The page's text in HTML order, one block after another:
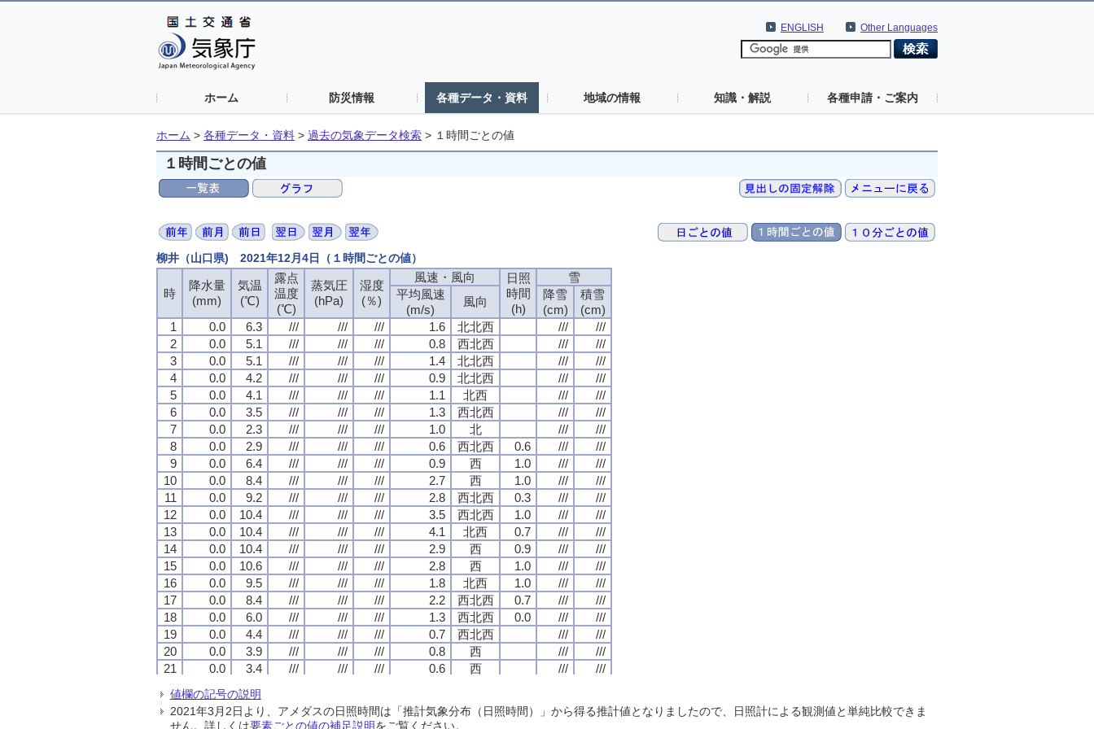
Other Languages
ENGLISH
ホーム 防災情報 各種データ・資料 地域の情報 知識・解説 各種申請・ご案内
ホーム > 各種データ・資料 > 過去の気象データ検索 > １時間ごとの値
１時間ごとの値
柳井（山口県) 2021年12月4日（１時間ごとの値）
時
降水量
(mm)
気温
(℃)
露点
温度
(℃)
蒸気圧
(hPa)
湿度
(％)
風速・風向
日照
時間
(h)
雪
平均風速
(m/s)
風向
降雪
(cm)
積雪
(cm)
1
0.0 6.3 /// /// /// 1.6 北北西 ///
///
2
0.0 5.1 /// /// /// 0.8 西北西 ///
///
3
0.0 5.1 /// /// /// 1.4 北北西 ///
///
4
0.0 4.2 /// /// /// 0.9 北北西 ///
///
5
0.0 4.1 /// /// /// 1.1 北西 ///
///
6
0.0 3.5 /// /// /// 1.3 西北西 ///
///
7
0.0 2.3 /// /// /// 1.0 北 ///
///
8
0.0 2.9 /// /// /// 0.6 西北西 0.6 ///
///
9
0.0 6.4 /// /// /// 0.9 西 1.0 ///
///
10
0.0 8.4 /// /// /// 2.7 西 1.0 ///
///
11
0.0 9.2 /// /// /// 2.8 西北西 0.3 ///
///
12
0.0 10.4 /// /// /// 3.5 西北西 1.0 ///
///
13
0.0 10.4 /// /// /// 4.1 北西 0.7 ///
///
14
0.0 10.4 /// /// /// 2.9 西 0.9 ///
///
15
0.0 10.6 /// /// /// 2.8 西 1.0 ///
///
16
0.0 9.5 /// /// /// 1.8 北西 1.0 ///
///
17
0.0 8.4 /// /// /// 2.2 西北西 0.7 ///
///
18
0.0 6.0 /// /// /// 1.3 西北西 0.0 ///
///
19
0.0 4.4 /// /// /// 0.7 西北西 ///
///
20
0.0 3.9 /// /// /// 0.8 西 ///
///
21
0.0 3.4 /// /// /// 0.6 西 ///
///
23
0.0 2.3 西北西
///
24
0.0 2.0 /// /// /// 1.1 西 /// ///
時
降水量
(mm)
気温
(℃)
露点
温度
(℃)
蒸気圧
(hPa)
湿度
(％)
風速・風向
日照
時間
(h)
雪
平均風速
(m/s)
風向
降雪
(cm)
積雪
(cm)
1
0.0 6.3 /// /// /// 1.6 北北西 ///
///
2
0.0 5.1 /// /// /// 0.8 西北西 ///
///
3
0.0 5.1 /// /// /// 1.4 北北西 ///
///
4
0.0 4.2 /// /// /// 0.9 北北西 ///
///
5
0.0 4.1 /// /// /// 1.1 北西 ///
///
6
0.0 3.5 /// /// /// 1.3 西北西 ///
///
7
0.0 2.3 /// /// /// 1.0 北 ///
///
8
0.0 2.9 /// /// /// 0.6 西北西 0.6 ///
///
9
0.0 6.4 /// /// /// 0.9 西 1.0 ///
///
10
0.0 8.4 /// /// /// 2.7 西 1.0 ///
///
11
0.0 9.2 /// /// /// 2.8 西北西 0.3 ///
///
12
0.0 10.4 /// /// /// 3.5 西北西 1.0 ///
///
13
0.0 10.4 /// /// /// 4.1 北西 0.7 ///
///
14
0.0 10.4 /// /// /// 2.9 西 0.9 ///
///
15
0.0 10.6 /// /// /// 2.8 西 1.0 ///
///
16
0.0 9.5 /// /// /// 1.8 北西 1.0 ///
///
17
0.0 8.4 /// /// /// 2.2 西北西 0.7 ///
///
18
0.0 6.0 /// /// /// 1.3 西北西 0.0 ///
///
19
0.0 4.4 /// /// /// 0.7 西北西 ///
///
20
0.0 3.9 /// /// /// 0.8 西 ///
///
21
0.0 3.4 /// /// /// 0.6 西 ///
///
23
0.0 2.3 西北西
///
24
0.0 2.0 /// /// /// 1.1 西 /// ///
時
降水量
(mm)
気温
(℃)
露点
温度
(℃)
蒸気圧
(hPa)
湿度
(％)
風速・風向
日照
時間
(h)
雪
平均風速
(m/s)
風向
降雪
(cm)
積雪
(cm)
1
0.0 6.3 /// /// /// 1.6 北北西 ///
///
2
0.0 5.1 /// /// /// 0.8 西北西 ///
///
3
0.0 5.1 /// /// /// 1.4 北北西 ///
///
4
0.0 4.2 /// /// /// 0.9 北北西 ///
///
5
0.0 4.1 /// /// /// 1.1 北西 ///
///
6
0.0 3.5 /// /// /// 1.3 西北西 ///
///
7
0.0 2.3 /// /// /// 1.0 北 ///
///
8
0.0 2.9 /// /// /// 0.6 西北西 0.6 ///
///
9
0.0 6.4 /// /// /// 0.9 西 1.0 ///
///
10
0.0 8.4 /// /// /// 2.7 西 1.0 ///
///
11
0.0 9.2 /// /// /// 2.8 西北西 0.3 ///
///
12
0.0 10.4 /// /// /// 3.5 西北西 1.0 ///
///
13
0.0 10.4 /// /// /// 4.1 北西 0.7 ///
///
14
0.0 10.4 /// /// /// 2.9 西 0.9 ///
///
15
0.0 10.6 /// /// /// 2.8 西 1.0 ///
///
16
0.0 9.5 /// /// /// 1.8 北西 1.0 ///
///
17
0.0 8.4 /// /// /// 2.2 西北西 0.7 ///
///
18
0.0 6.0 /// /// /// 1.3 西北西 0.0 ///
///
19
0.0 4.4 /// /// /// 0.7 西北西 ///
///
20
0.0 3.9 /// /// /// 0.8 西 ///
///
21
0.0 3.4 /// /// /// 0.6 西 ///
///
23
0.0 2.3 西北西
///
24
0.0 2.0 /// /// /// 1.1 西 /// ///
時
降水量
(mm)
気温
(℃)
露点
温度
(℃)
蒸気圧
(hPa)
湿度
(％)
風速・風向
日照
時間
(h)
雪
平均風速
(m/s)
風向
降雪
(cm)
積雪
(cm)
1
0.0 6.3 /// /// /// 1.6 北北西 ///
///
2
0.0 5.1 /// /// /// 0.8 西北西 ///
///
3
0.0 5.1 /// /// /// 1.4 北北西 ///
///
4
0.0 4.2 /// /// /// 0.9 北北西 ///
///
5
0.0 4.1 /// /// /// 1.1 北西 ///
///
6
0.0 3.5 /// /// /// 1.3 西北西 ///
///
7
0.0 2.3 /// /// /// 1.0 北 ///
///
8
0.0 2.9 /// /// /// 0.6 西北西 0.6 ///
///
9
0.0 6.4 /// /// /// 0.9 西 1.0 ///
///
10
0.0 8.4 /// /// /// 2.7 西 1.0 ///
///
11
0.0 9.2 /// /// /// 2.8 西北西 0.3 ///
///
12
0.0 10.4 /// /// /// 3.5 西北西 1.0 ///
///
13
0.0 10.4 /// /// /// 4.1 北西 0.7 ///
///
14
0.0 10.4 /// /// /// 2.9 西 0.9 ///
///
15
0.0 10.6 /// /// /// 2.8 西 1.0 ///
///
16
0.0 9.5 /// /// /// 1.8 北西 1.0 ///
///
17
0.0 8.4 /// /// /// 2.2 西北西 0.7 ///
///
18
0.0 6.0 /// /// /// 1.3 西北西 0.0 ///
///
19
0.0 4.4 /// /// /// 0.7 西北西 ///
///
20
0.0 3.9 /// /// /// 0.8 西 ///
///
21
0.0 3.4 /// /// /// 0.6 西 ///
///
23
0.0 2.3 西北西
///
24
0.0 2.0 /// /// /// 1.1 西 /// ///
値欄の記号の説明
2021年3月2日より、アメダスの日照時間は「推計気象分布（日照時間）」から得る推計値となりましたので、日照計による観測値と単純比較できま
せん。詳しくは要素ごとの値の補足説明をご覧ください。